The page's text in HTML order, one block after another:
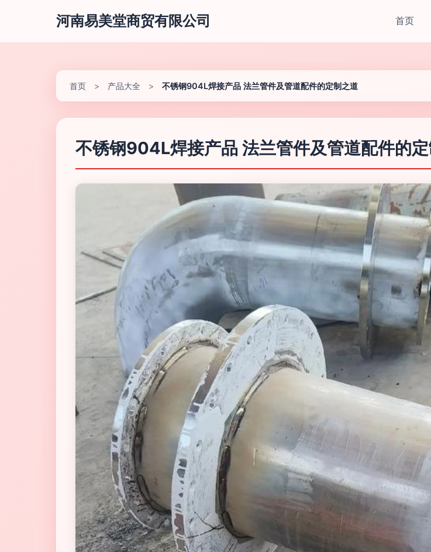
河南易美堂商贸有限公司 首页
首页 > 产品大全 > 不锈钢904L焊接产品 法兰管件及管道配件的定制之道
不锈钢904L焊接产品 法兰管件及管道配件的